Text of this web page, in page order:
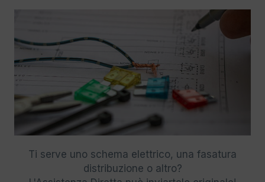
Ti serve uno schema elettrico, una fasatura
distribuzione o altro?